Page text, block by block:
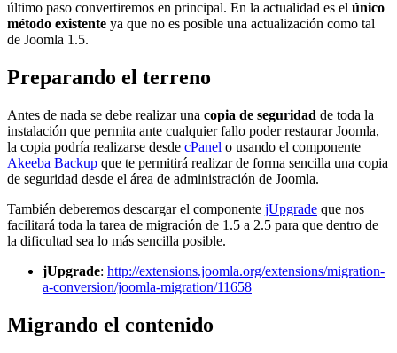
último paso convertiremos en principal. En la actualidad es el único
método existente ya que no es posible una actualización como tal
de Joomla 1.5.
Preparando el terreno
Antes de nada se debe realizar una copia de seguridad de toda la
instalación que permita ante cualquier fallo poder restaurar Joomla,
la copia podría realizarse desde cPanel o usando el componente
Akeeba Backup que te permitirá realizar de forma sencilla una copia
de seguridad desde el área de administración de Joomla.
También deberemos descargar el componente jUpgrade que nos
facilitará toda la tarea de migración de 1.5 a 2.5 para que dentro de
la dificultad sea lo más sencilla posible.
jUpgrade: http://extensions.joomla.org/extensions/migration-
a-conversion/joomla-migration/11658
Migrando el contenido